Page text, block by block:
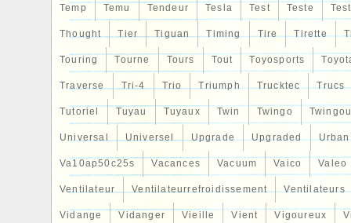
Temp Temu Tendeur Tesla Test Teste
Thought Tier Tiguan Timing Tire Tirette
Touring Tourne Tours Tout Toyosports
Traverse Tri-4 Trio Triumph Trucktec Trucs
Tutoriel Tuyau Tuyaux Twin Twingo
Universal Universel Upgrade Upgraded Urban
Va10ap50c25s Vacances Vacuum Vaico Valeo
Ventilateur Ventilateurrefroidissement Ventilateurs
Vidange Vidanger Vieille Vient Vigoureux